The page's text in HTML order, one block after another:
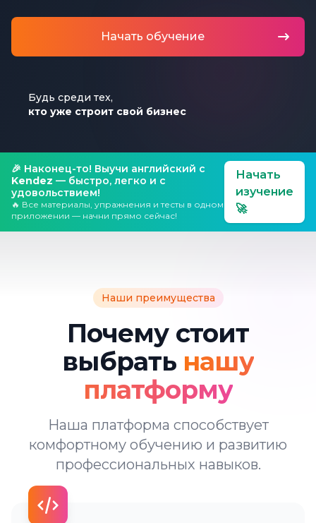
Начать обучение
Будь среди тех,
кто уже строит свой бизнес
🎉 Наконец-то! Выучи английский с
Kendez — быстро, легко и с
удовольствием!
🔥 Все материалы, упражнения и тесты в одном
приложении — начни прямо сейчас!
Начать
изучение
🚀
Наши преимущества
Почему стоит
выбрать нашу
платформу
Наша платформа способствует
комфортному обучению и развитию
профессиональных навыков.